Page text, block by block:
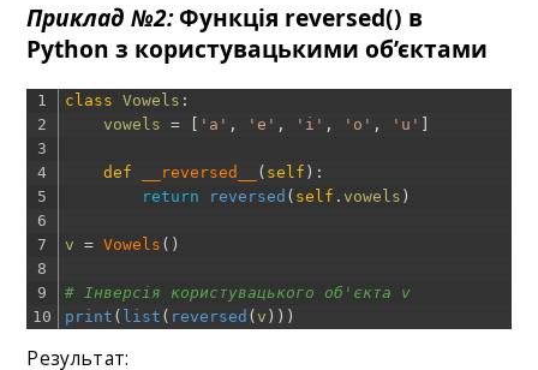
Приклад №2:Функція reversed() в
Python з користувацькими об’єктами
1
2
3
4
5
6
7
8
9
10
class Vowels :
vowels
= 'a' , 'e' , 'i' , 'o' , 'u'
def __reversed__ ( self ) :
return
reversed ( self .vowels )
v = Vowels ( )
# Інверсія користувацького об'єкта v
print ( list ( reversed (v ) ) )
Результат: